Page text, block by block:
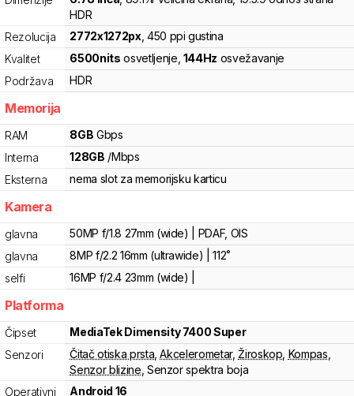
HDR
Rezolucija
2772x1272px, 450 ppi gustina
Kvalitet
6500nits osvetljenje 144Hz osvežavanje
Podržava
HDR
Memorija
RAM 8GB Gbps
Interna
128GB /Mbps
Eksterna
nema slot za memorijsku karticu
Kamera
glavna
50MP f/1.8 27mm (wide) | PDAF, OIS
glavna
8MP f/2.2 16mm (ultrawide) | 112˚
selfi
16MP f/2.4 23mm (wide) |
Platforma
Čipset MediaTekDimensity 7400 Super
Senzori
Čitač otiska prsta ,Akcelerometar,Žiroskop Kompas
Senzor blizine Senzor spektra boja
Operativni
Android 16